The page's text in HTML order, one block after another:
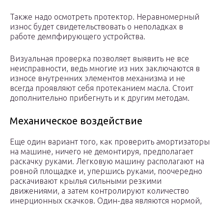
Также надо осмотреть протектор. Неравномерный
износ будет свидетельствовать о неполадках в
работе демпфирующего устройства.
Визуальная проверка позволяет выявить не все
неисправности, ведь многие из них заключаются в
износе внутренних элементов механизма и не
всегда проявляют себя протеканием масла. Стоит
дополнительно прибегнуть и к другим методам.
Механическое воздействие
Еще один вариант того, как проверить амортизаторы
на машине, ничего не демонтируя, предполагает
раскачку руками. Легковую машину располагают на
ровной площадке и, упершись руками, поочередно
раскачивают крылья сильными резкими
движениями, а затем контролируют количество
инерционных скачков. Один-два являются нормой,